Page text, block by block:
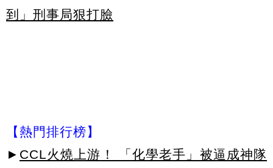
到」刑事局狠打臉
【熱門排行榜】
► CCL火燒上游！ 「化學老手」被逼成神隊